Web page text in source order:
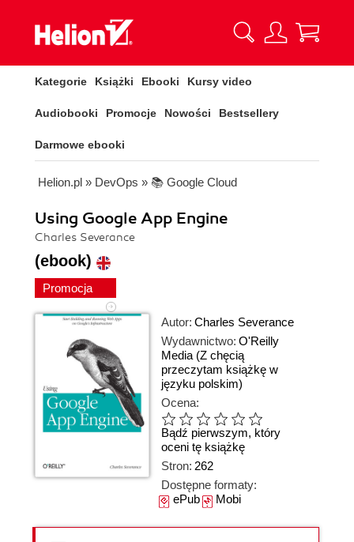
Kategorie Książki Ebooki Kursy video
Audiobooki Promocje Nowości Bestsellery
Darmowe ebooki
Helion.pl » DevOps » 📚 Google Cloud
Using Google App Engine
Charles Severance
(ebook)
Promocja
Autor: Charles Severance
Wydawnictwo: O'Reilly
Media (Z chęcią
przeczytam książkę w
języku polskim)
Ocena:
Bądź pierwszym, który
oceni tę książkę
Stron: 262
Dostępne formaty:
ePubMobi